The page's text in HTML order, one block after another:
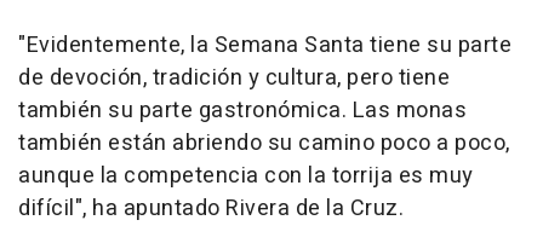
"Evidentemente, la Semana Santa tiene su parte
de devoción, tradición y cultura, pero tiene
también su parte gastronómica. Las monas
también están abriendo su camino poco a poco,
aunque la competencia con la torrija es muy
difícil", ha apuntado Rivera de la Cruz.